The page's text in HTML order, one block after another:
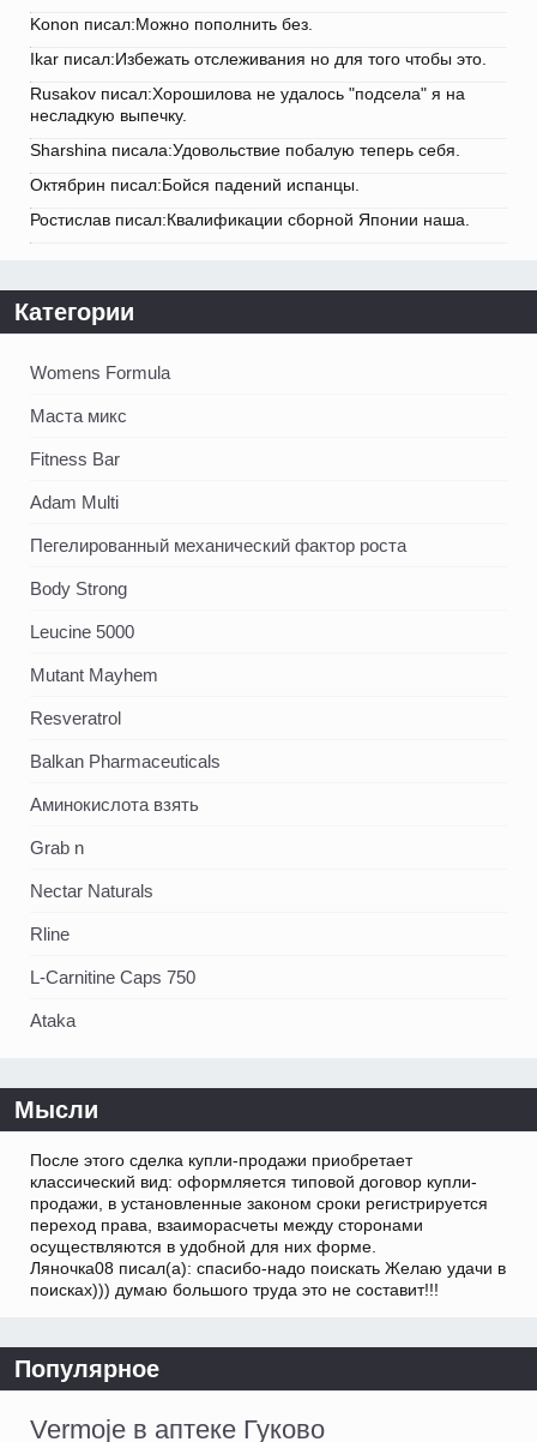
Konon писал:Можно пополнить без.
Ikar писал:Избежать отслеживания но для того чтобы это.
Rusakov писал:Хорошилова не удалось "подсела" я на
несладкую выпечку.
Sharshina писала:Удовольствие побалую теперь себя.
Октябрин писал:Бойся падений испанцы.
Ростислав писал:Квалификации сборной Японии наша.
Категории
Womens Formula
Маста микс
Fitness Bar
Adam Multi
Пегелированный механический фактор роста
Body Strong
Leucine 5000
Mutant Mayhem
Resveratrol
Balkan Pharmaceuticals
Аминокислота взять
Grab n
Nectar Naturals
Rline
L-Carnitine Caps 750
Ataka
Мысли
После этого сделка купли-продажи приобретает
классический вид: оформляется типовой договор купли-
продажи, в установленные законом сроки регистрируется
переход права, взаиморасчеты между сторонами
осуществляются в удобной для них форме.
Ляночка08 писал(а): спасибо-надо поискать Желаю удачи в
поисках))) думаю большого труда это не составит!!!
Популярное
Vermoje в аптеке Гуково